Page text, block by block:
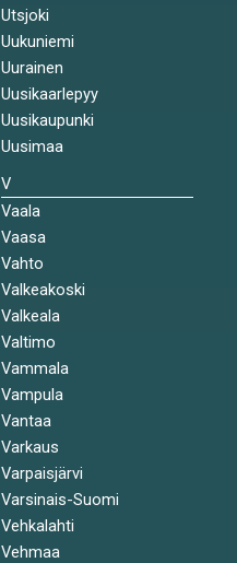
Utsjoki
Uukuniemi
Uurainen
Uusikaarlepyy
Uusikaupunki
Uusimaa
V
Vaala
Vaasa
Vahto
Valkeakoski
Valkeala
Valtimo
Vammala
Vampula
Vantaa
Varkaus
Varpaisjärvi
Varsinais-Suomi
Vehkalahti
Vehmaa